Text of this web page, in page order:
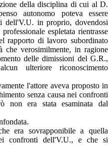
della disciplina di cui al D.
autonomo poteva essere
dell'V.U. in proprio, dovendosi
espletata rientrasse
rapporto di lavoro subordinato
che verosimilmente, in ragione
delle dimissioni del G.R.,
ulteriore riconoscimento
l'attore aveva proposto in
senza causa nei confronti
non era stata esaminata dal
era sovrapponibile a quella
confronti dell'V.U., e che si